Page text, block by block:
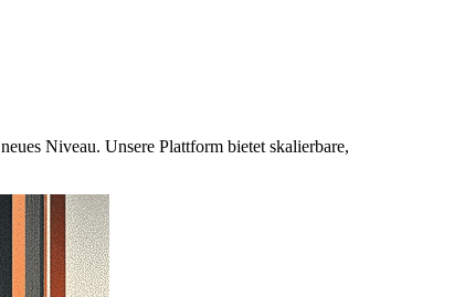
Niveau. Unsere Plattform bietet skalierbare,